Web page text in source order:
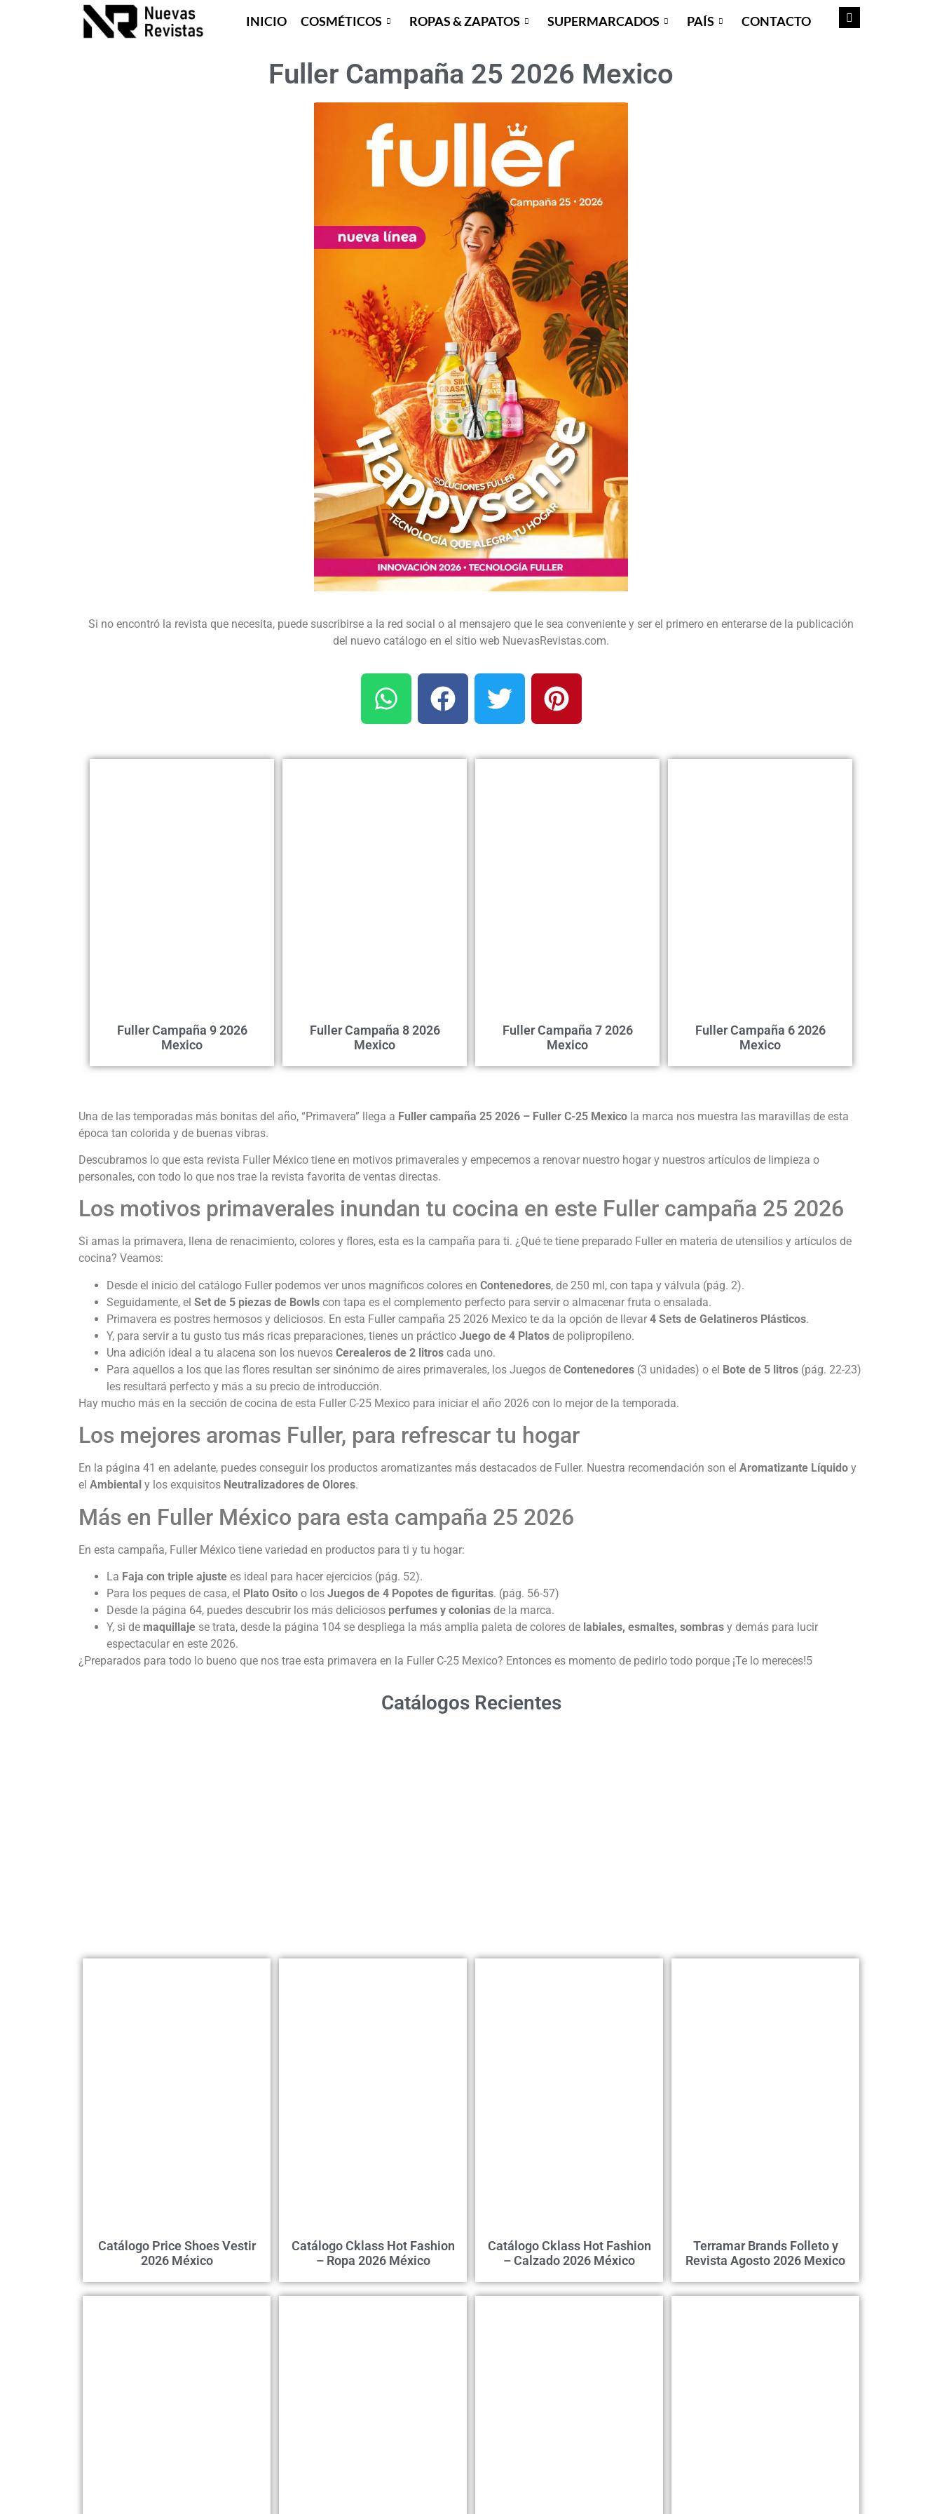
INICIO COSMÉTICOS ROPAS & ZAPATOS SUPERMARCADOS PAÍS CONTACTO
Fuller Campaña 25 2026 Mexico
Si no encontró la revista que necesita, puede suscribirse a la red social o al mensajero que le sea conveniente y ser el primero en enterarse de la publicación
del nuevo catálogo en el sitio web NuevasRevistas.com.
Fuller Campaña 9 2026
Mexico
Fuller Campaña 8 2026
Mexico
Fuller Campaña 7 2026
Mexico
Fuller Campaña 6 2026
Mexico
Una de las temporadas más bonitas del año, “Primavera” llega a Fuller campaña 25 2026 – Fuller C-25 Mexico la marca nos muestra las maravillas de esta
época tan colorida y de buenas vibras.
Descubramos lo que esta revista Fuller México tiene en motivos primaverales y empecemos a renovar nuestro hogar y nuestros artículos de limpieza o
personales, con todo lo que nos trae la revista favorita de ventas directas.
Los motivos primaverales inundan tu cocina en este Fuller campaña 25 2026
Si amas la primavera, llena de renacimiento, colores y flores, esta es la campaña para ti. ¿Qué te tiene preparado Fuller en materia de utensilios y artículos de
cocina? Veamos:
Desde el inicio del catálogo Fuller podemos ver unos magníficos colores en Contenedores, de 250 ml, con tapa y válvula (pág. 2).
Seguidamente, el Set de 5 piezas de Bowls con tapa es el complemento perfecto para servir o almacenar fruta o ensalada.
Primavera es postres hermosos y deliciosos. En esta Fuller campaña 25 2026 Mexico te da la opción de llevar 4 Sets de Gelatineros Plásticos.
Y, para servir a tu gusto tus más ricas preparaciones, tienes un práctico Juego de 4 Platos de polipropileno.
Una adición ideal a tu alacena son los nuevos Cerealeros de 2 litros cada uno.
Para aquellos a los que las flores resultan ser sinónimo de aires primaverales, los Juegos de Contenedores (3 unidades) o el Bote de 5 litros (pág. 22-23)
les resultará perfecto y más a su precio de introducción.
Hay mucho más en la sección de cocina de esta Fuller C-25 Mexico para iniciar el año 2026 con lo mejor de la temporada.
Los mejores aromas Fuller, para refrescar tu hogar
En la página 41 en adelante, puedes conseguir los productos aromatizantes más destacados de Fuller. Nuestra recomendación son el Aromatizante Líquido y
el Ambiental y los exquisitos Neutralizadores de Olores.
Más en Fuller México para esta campaña 25 2026
En esta campaña, Fuller México tiene variedad en productos para ti y tu hogar:
La Faja con triple ajuste es ideal para hacer ejercicios (pág. 52).
Para los peques de casa, el Plato Osito o los Juegos de 4 Popotes de figuritas. (pág. 56-57)
Desde la página 64, puedes descubrir los más deliciosos perfumes y colonias de la marca.
Y, si de maquillaje se trata, desde la página 104 se despliega la más amplia paleta de colores de labiales, esmaltes, sombras y demás para lucir
espectacular en este 2026.
¿Preparados para todo lo bueno que nos trae esta primavera en la Fuller C-25 Mexico? Entonces es momento de pedirlo todo porque ¡Te lo mereces!5
Catálogos Recientes
Catálogo Price Shoes Vestir
2026 México
Catálogo Cklass Hot Fashion
– Ropa 2026 México
Catálogo Cklass Hot Fashion
– Calzado 2026 México
Terramar Brands Folleto y
Revista Agosto 2026 Mexico